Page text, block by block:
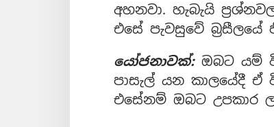
අහනවා. හැබැයි
එසේ පැවසුවේ
යෝජනාවක්: ඔබට යම්
පාසැල් යන කාලයේදී
එසේනම් ඔබට උපකාර